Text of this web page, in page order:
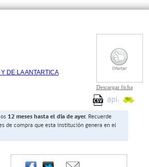
DE LA ANTARTICA
12 meses hasta el día de ayer. Recuerde
de compra que esta institución genera en el
Descargar ficha